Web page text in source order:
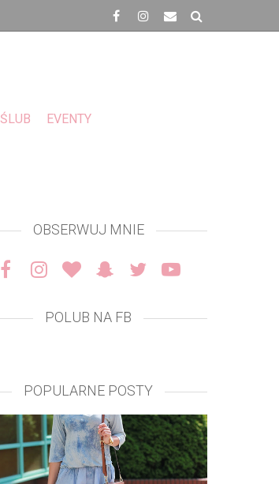
ŚLUB EVENTY
OBSERWUJ MNIE
POLUB NA FB
POPULARNE POSTY